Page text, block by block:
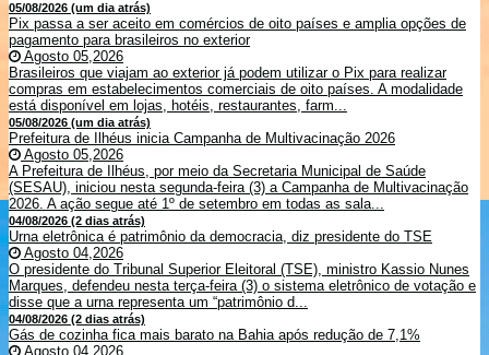
05/08/2026 (um dia atrás)
Pix passa a ser aceito em comércios de oito países e amplia opções de
pagamento para brasileiros no exterior
Agosto 05,2026
Brasileiros que viajam ao exterior já podem utilizar o Pix para realizar
compras em estabelecimentos comerciais de oito países. A modalidade
está disponível em lojas, hotéis, restaurantes, farm...
05/08/2026 (um dia atrás)
Prefeitura de Ilhéus inicia Campanha de Multivacinação 2026
Agosto 05,2026
A Prefeitura de Ilhéus, por meio da Secretaria Municipal de Saúde
(SESAU), iniciou nesta segunda-feira (3) a Campanha de Multivacinação
2026. A ação segue até 1º de setembro em todas as sala...
04/08/2026 (2 dias atrás)
Urna eletrônica é patrimônio da democracia, diz presidente do TSE
Agosto 04,2026
O presidente do Tribunal Superior Eleitoral (TSE), ministro Kassio Nunes
Marques, defendeu nesta terça-feira (3) o sistema eletrônico de votação e
disse que a urna representa um “patrimônio d...
04/08/2026 (2 dias atrás)
Gás de cozinha fica mais barato na Bahia após redução de 7,1%
Agosto 04,2026